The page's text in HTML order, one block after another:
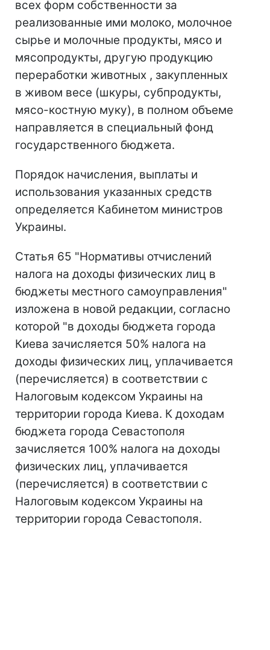
всех форм собственности за
реализованные ими молоко, молочное
сырье и молочные продукты, мясо и
мясопродукты, другую продукцию
переработки животных , закупленных
в живом весе (шкуры, субпродукты,
мясо-костную муку), в полном объеме
направляется в специальный фонд
государственного бюджета.
Порядок начисления, выплаты и
использования указанных средств
определяется Кабинетом министров
Украины.
Статья 65 "Нормативы отчислений
налога на доходы физических лиц в
бюджеты местного самоуправления"
изложена в новой редакции, согласно
которой "в доходы бюджета города
Киева зачисляется 50% налога на
доходы физических лиц, уплачивается
(перечисляется) в соответствии с
Налоговым кодексом Украины на
территории города Киева. К доходам
бюджета города Севастополя
зачисляется 100% налога на доходы
физических лиц, уплачивается
(перечисляется) в соответствии с
Налоговым кодексом Украины на
территории города Севастополя.